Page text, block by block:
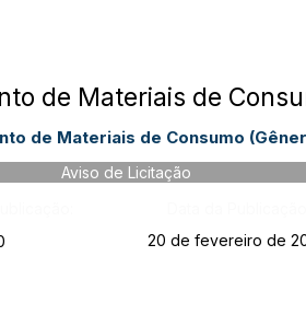
de Materiais de
de Materiais de Consumo
Aviso de Licitação
20 de fevereiro de